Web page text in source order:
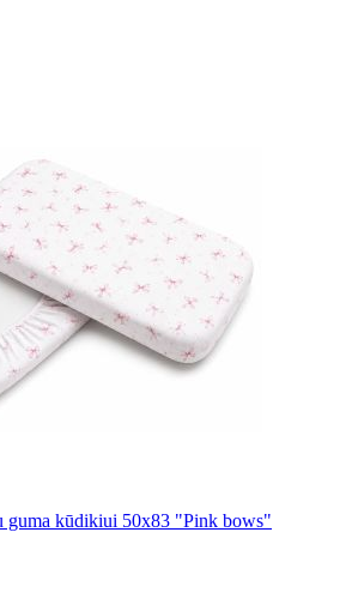
guma kūdikiui 50x83 "Pink bows"